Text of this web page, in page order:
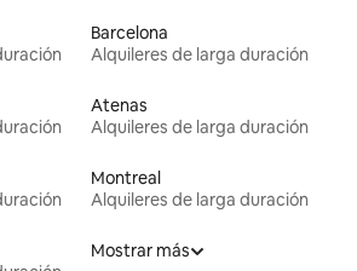
Barcelona
Alquileres de larga duración
Atenas
Alquileres de larga duración
Montreal
Alquileres de larga duración
Mostrar más